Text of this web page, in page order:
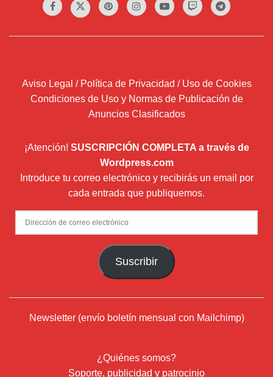
Aviso Legal / Política de Privacidad / Uso de Cookies
Condiciones de Uso y Normas de Publicación de
Anuncios Clasificados
¡Atención! SUSCRIPCIÓN COMPLETA a través de
Wordpress.com
Introduce tu correo electrónico y recibirás un email por
cada entrada que publiquemos.
Dirección
de
Suscribir
Newsletter (envío boletín mensual con Mailchimp)
¿Quiénes somos?
Soporte, publicidad y patrocinio